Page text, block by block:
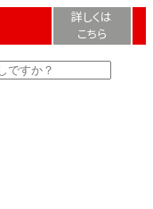
詳しくは
こちら